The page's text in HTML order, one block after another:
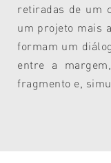
retiradas de um
um projeto mais
formam um
entre a
fragmento e,